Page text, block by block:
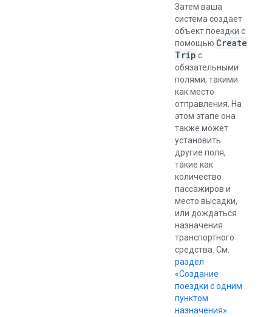
Затем ваша
система создает
объект поездки с
помощью Create
Trip с
обязательными
полями, такими
как место
отправления. На
этом этапе она
также может
установить
другие поля,
такие как
количество
пассажиров и
место высадки,
или дождаться
назначения
транспортного
средства. См.
раздел
«Создание
поездки с одним
пунктом
назначения»